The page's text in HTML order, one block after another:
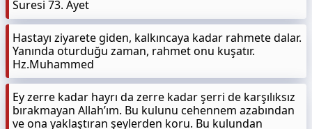
Suresi 73. Ayet
Hastayı ziyarete giden, kalkıncaya kadar rahmete dalar.
Yanında oturduğu zaman, rahmet onu kuşatır.
Hz.Muhammed
Ey zerre kadar hayrı da zerre kadar şerri de karşılıksız
bırakmayan Allah’ım. Bu kulunu cehennem azabından
ve ona yaklaştıran şeylerden koru. Bu kulundan